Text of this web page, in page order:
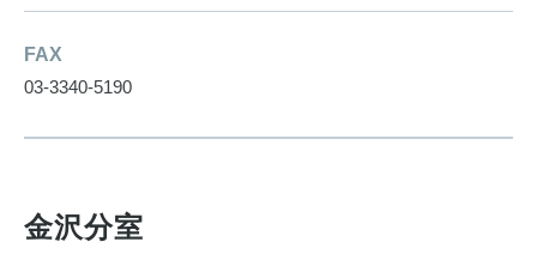
FAX
03-3340-5190
金沢分室